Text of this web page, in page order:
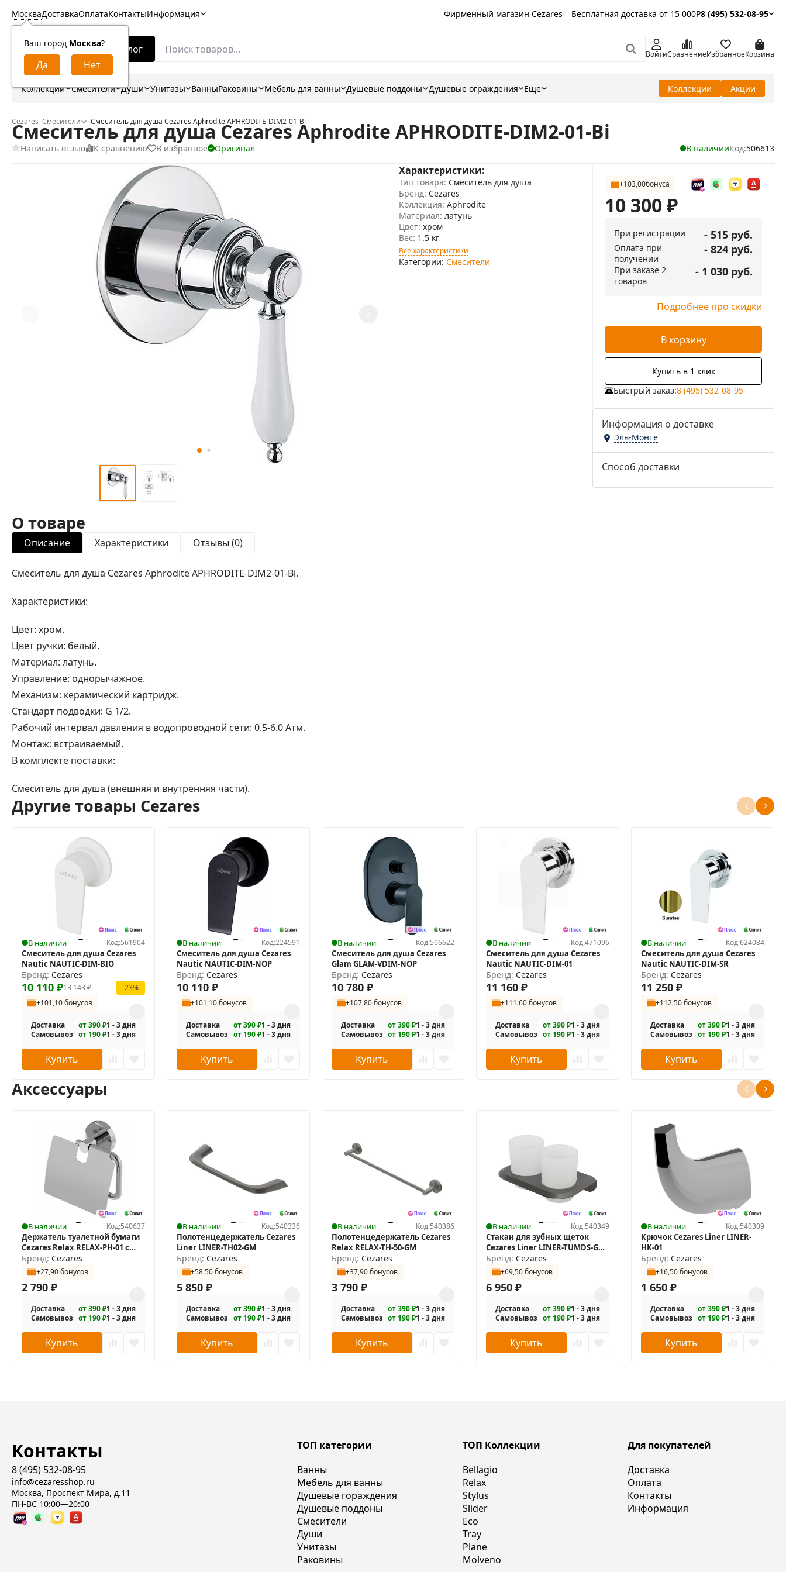
Москва
Ваш город Москва?
ДоставкаОплатаКонтактыИнформация Фирменный магазин Cezares Бесплатная доставка от 15 000Р8 (495) 532-08-95
Каталог ВойтиСравнениеИзбранноеКорзина
Коллекции Смесители Души Унитазы ВанныРаковины Мебель для ванны Душевые поддоны Душевые ограждения Еще Коллекции Акции
Cezares–Смесители –Смеситель для душа Cezares Aphrodite APHRODITE-DIM2-01-Bi
Смеситель для душа Cezares Aphrodite APHRODITE-DIM2-01-Bi
Написать отзыв К сравнению В избранное Оригинал В наличииКод:506613
Характеристики:
Тип товара: Смеситель для душа
Бренд: Cezares
Коллекция: Aphrodite
Материал: латунь
Цвет: хром
Вес: 1.5 кг
Все характеристики
Категории: Смесители
+103,00бонуса
10 300₽
При регистрации - 515 руб.
Оплата при
получении
- 824 руб.
При заказе 2
товаров
- 1 030 руб.
Подробнее про скидки
В корзину
Купить в 1 клик
Быстрый заказ:8 (495) 532-08-95
Информация о доставке
Эль-Монте
Способ доставки
О товаре
Описание Характеристики Отзывы (0)
Смеситель для душа Cezares Aphrodite APHRODITE-DIM2-01-Bi.
Характеристики:
Цвет: хром.
Цвет ручки: белый.
Материал: латунь.
Управление: однорычажное.
Механизм: керамический картридж.
Стандарт подводки: G 1/2.
Рабочий интервал давления в водопроводной сети: 0.5-6.0 Атм.
Монтаж: встраиваемый.
В комплекте поставки:
Смеситель для душа (внешняя и внутренняя части).
Другие товары Cezares
В наличии Код:561904
Смеситель для душа Cezares
Nautic NAUTIC-DIM-BIO
Бренд: Cezares
13 143₽
10 110 ₽
-23%
+101,10 бонусов
Доставка от 390 ₽1 - 3 дня
Самовывоз от 190 ₽1 - 3 дня
Купить
В наличии Код:224591
Смеситель для душа Cezares
Nautic NAUTIC-DIM-NOP
Бренд: Cezares
10 110 ₽
+101,10 бонусов
Доставка от 390 ₽1 - 3 дня
Самовывоз от 190 ₽1 - 3 дня
Купить
В наличии Код:506622
Смеситель для душа Cezares
Glam GLAM-VDIM-NOP
Бренд: Cezares
10 780 ₽
+107,80 бонусов
Доставка от 390 ₽1 - 3 дня
Самовывоз от 190 ₽1 - 3 дня
Купить
В наличии Код:471096
Смеситель для душа Cezares
Nautic NAUTIC-DIM-01
Бренд: Cezares
11 160₽
+111,60 бонусов
Доставка от 390 ₽1 - 3 дня
Самовывоз от 190 ₽1 - 3 дня
Купить
В наличии Код:624084
Смеситель для душа Cezares
Nautic NAUTIC-DIM-SR
Бренд: Cezares
11 250₽
+112,50 бонусов
Доставка от 390 ₽1 - 3 дня
Самовывоз от 190 ₽1 - 3 дня
Купить
Аксессуары
В наличии Код:540637
Держатель туалетной бумаги
Cezares Relax RELAX-PH-01 с
крышкой
Бренд: Cezares
+27,90 бонусов
2 790 ₽
Доставка от 390 ₽1 - 3 дня
Самовывоз от 190 ₽1 - 3 дня
Купить
В наличии Код:540336
Полотенцедержатель Cezares
Liner LINER-TH02-GM
Бренд: Cezares
+58,50 бонусов
5 850 ₽
Доставка от 390 ₽1 - 3 дня
Самовывоз от 190 ₽1 - 3 дня
Купить
В наличии Код:540386
Полотенцедержатель Cezares
Relax RELAX-TH-50-GM
Бренд: Cezares
+37,90 бонусов
3 790 ₽
Доставка от 390 ₽1 - 3 дня
Самовывоз от 190 ₽1 - 3 дня
Купить
В наличии Код:540349
Стакан для зубных щеток
Cezares Liner LINER-TUMDS-GM
двойной
Бренд: Cezares
+69,50 бонусов
6 950₽
Доставка от 390 ₽1 - 3 дня
Самовывоз от 190 ₽1 - 3 дня
Купить
В наличии Код:540309
Крючок Cezares Liner LINER-
HK-01
Бренд: Cezares
+16,50 бонусов
1 650₽
Доставка от 390 ₽1 - 3 дня
Самовывоз от 190 ₽1 - 3 дня
Купить
Контакты
8 (495) 532-08-95
info@cezaresshop.ru
Москва, Проспект Мира, д.11
ПН-ВС 10:00—20:00
ТОП категории
Ванны
Мебель для ванны
Душевые гораждения
Душевые поддоны
Смесители
Души
Унитазы
Раковины
ТОП Коллекции
Bellagio
Relax
Stylus
Slider
Eco
Tray
Plane
Molveno
Для покупателей
Доставка
Оплата
Контакты
Информация